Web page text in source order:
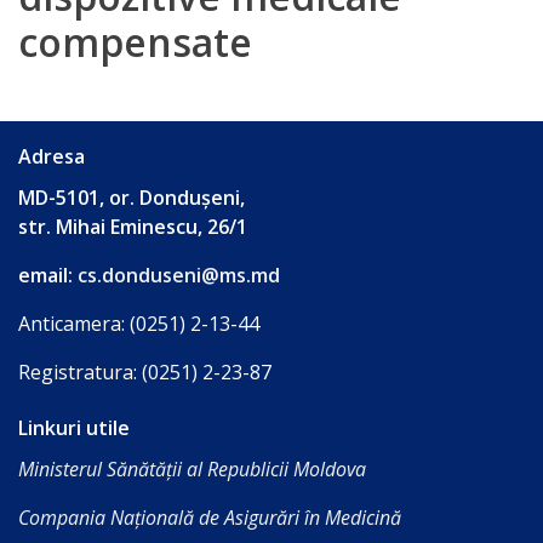
TRANSPARENȚĂ
Achiziții
publice
Anunțuri
de
participare
Planuri
de
achiziții
compensate
Adresa
MD-5101, or. Dondușeni,
str. Mihai Eminescu, 26/1
email: cs.donduseni@ms.md
Anticamera: (0251) 2-13-44
Registratura: (0251) 2-23-87
Linkuri utile
Ministerul Sănătății al Republicii Moldova
Compania Națională de Asigurări în Medicină